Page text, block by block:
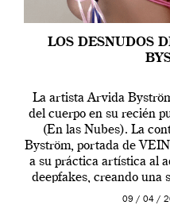
LOS DESNUDOS
La artista Arvida
del cuerpo en su recién
(En las Nubes). La
Byström, portada de
a su práctica artística al
deepfakes, creando una
09 / 04 /